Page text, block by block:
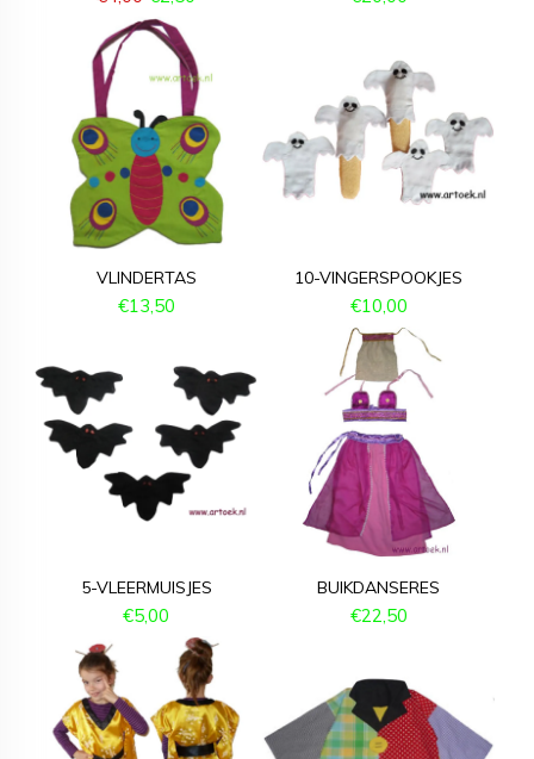
VLINDERTAS
€13,50
10-VINGERSPOOKJES
€10,00
5-VLEERMUISJES
€5,00
BUIKDANSERES
€22,50